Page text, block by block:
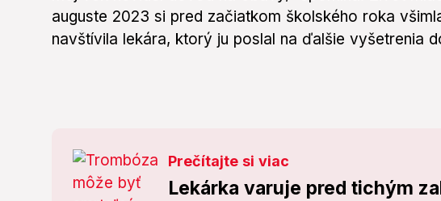
auguste 2023 si pred začiatkom školského roka
navštívila lekára, ktorý ju poslal na ďalšie vyšetrenia
Prečítajte si viac
Lekárka varuje pred tichým